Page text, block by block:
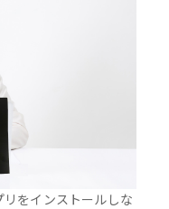
をインストールしな